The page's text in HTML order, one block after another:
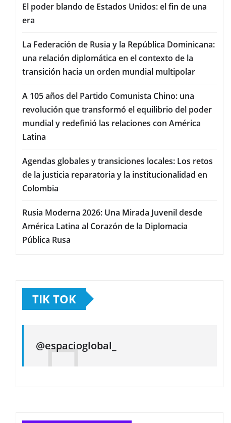
El poder blando de Estados Unidos: el fin de una
era
La Federación de Rusia y la República Dominicana:
una relación diplomática en el contexto de la
transición hacia un orden mundial multipolar
A 105 años del Partido Comunista Chino: una
revolución que transformó el equilibrio del poder
mundial y redefinió las relaciones con América
Latina
Agendas globales y transiciones locales: Los retos
de la justicia reparatoria y la institucionalidad en
Colombia
Rusia Moderna 2026: Una Mirada Juvenil desde
América Latina al Corazón de la Diplomacia
Pública Rusa
TIK TOK
@espacioglobal_